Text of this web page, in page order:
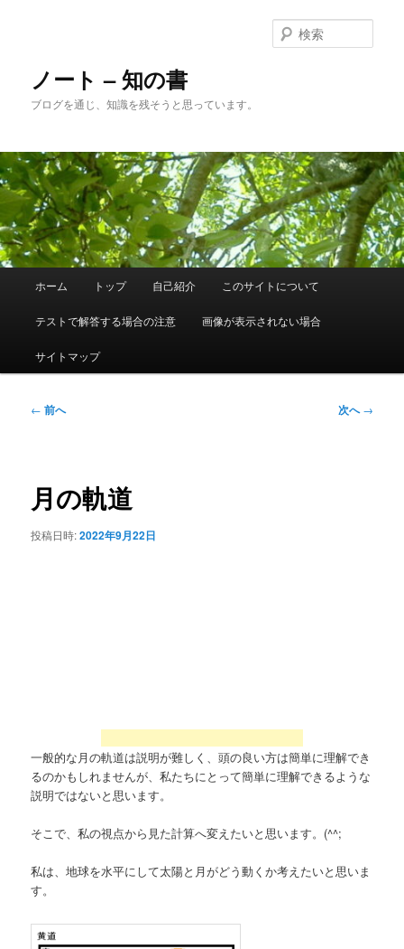
へ
移
ノート – 知の書
ブログを通じ、知識を残そうと思っています。
索
ュ
ホーム トップ 自己紹介 このサイトについて
テストで解答する場合の注意 画像が表示されない場合
サイトマップ
投
ゲ
ー
ョ
← 前へ 次へ→
月の軌道
投稿日時:2022年9月22日
一般的な月の軌道は説明が難しく、頭の良い方は簡単に理解でき
るのかもしれませんが、私たちにとって簡単に理解できるような
説明ではないと思います。
そこで、私の視点から見た計算へ変えたいと思います。(^^;
私は、地球を水平にして太陽と月がどう動くか考えたいと思いま
す。